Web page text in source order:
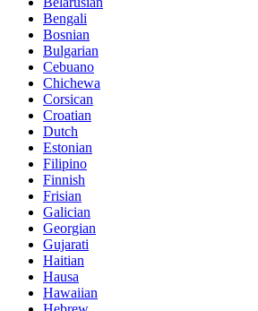
Bengali
Bosnian
Bulgarian
Cebuano
Chichewa
Corsican
Croatian
Dutch
Estonian
Filipino
Finnish
Frisian
Galician
Georgian
Gujarati
Haitian
Hausa
Hawaiian